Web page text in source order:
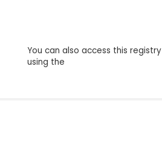
You can also access this registry
using the